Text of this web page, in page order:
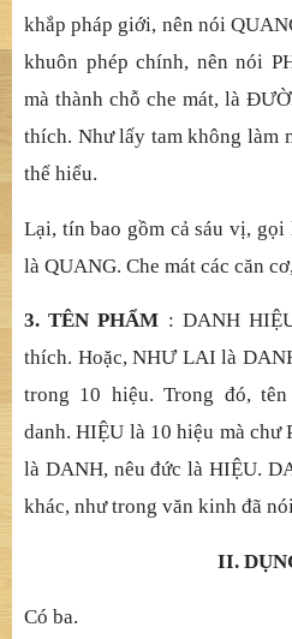
nghiệp. Còn ĐƯỜNG, chỉthuộ
3. Giả i thích theo cảnh : PH
PHÁP thì thông cả giáo nghĩa.
4. Giải thích theo trí
5. Giả i thích theo lý th t : Vì
thuộc pháp giớ i vô ng ạ ề ế
kh ắp pháp giới, nên nói
khuôn phép chính, nên nói
mà thành chỗche mát , là ĐƯỜ
thích. Như lấy tam không làm
th ểhiểu.
là QUANG. Che mát các c ăn c
3. TÊN PHẨ